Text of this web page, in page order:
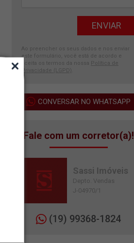
Ao preencher os seus dados e nos enviar
este formulário, você está de acordo e
aceita os termos da nossa
Política de
Privacidade (LGPD)
CONVERSAR NO WHATSAPP
Fale com um corretor(a)!
Sassi Imóveis
Depto. Vendas
J-04970/1
(19) 99368-1824